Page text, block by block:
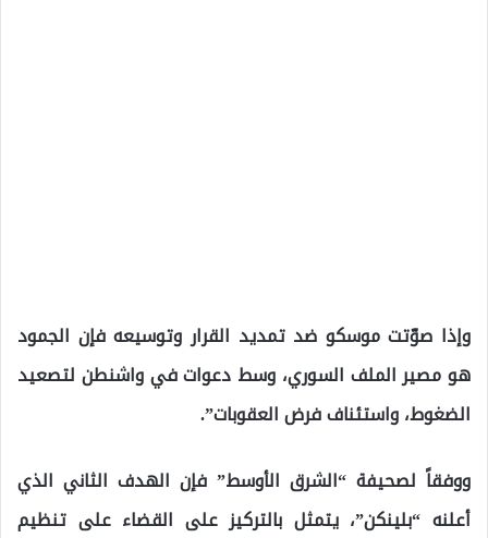
وإذا صوّتت موسكو ضد تمديد القرار وتوسيعه فإن الجمود
هو مصير الملف السوري، وسط دعوات في واشنطن لتصعيد
الضغوط، واستئناف فرض العقوبات”.
ووفقاً لصحيفة “الشرق الأوسط” فإن الهدف الثاني الذي
أعلنه “بلينكن”، يتمثل بالتركيز على القضاء على تنظيم